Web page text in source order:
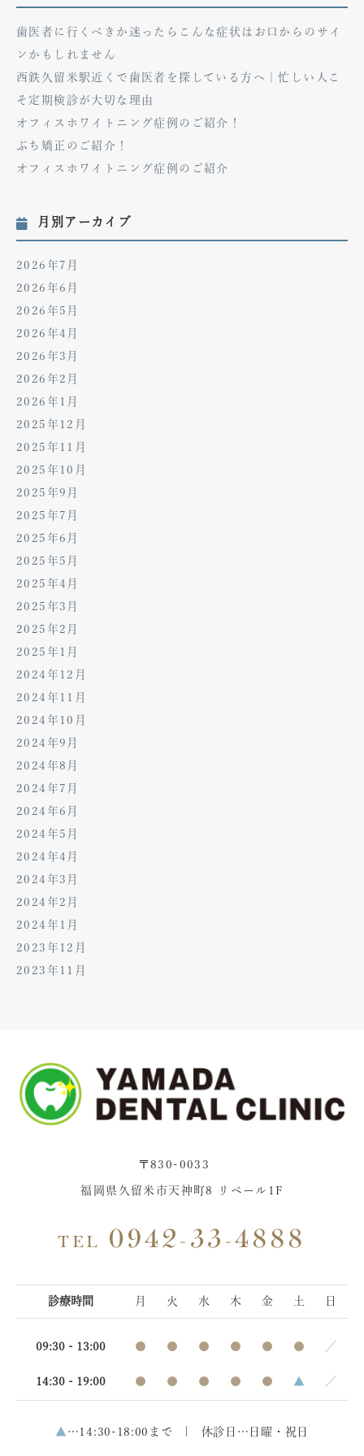
歯医者に行くべきか迷ったらこんな症状はお口からのサイ
ンかもしれません
西鉄久留米駅近くで歯医者を探している方へ｜忙しい人こ
そ定期検診が大切な理由
オフィスホワイトニング症例のご紹介！
ぷち矯正のご紹介！
オフィスホワイトニング症例のご紹介
月別アーカイブ
2026年7月
2026年6月
2026年5月
2026年4月
2026年3月
2026年2月
2026年1月
2025年12月
2025年11月
2025年10月
2025年9月
2025年7月
2025年6月
2025年5月
2025年4月
2025年3月
2025年2月
2025年1月
2024年12月
2024年11月
2024年10月
2024年9月
2024年8月
2024年7月
2024年6月
2024年5月
2024年4月
2024年3月
2024年2月
2024年1月
2023年12月
2023年11月
〒830-0033
福岡県久留米市天神町8 リベール1F
TEL 0942-33-4888
診療時間 月 火 水 木 金 土 日
09:30 - 13:00 ● ● ● ● ● ● ／
14:30 - 19:00 ● ● ● ● ● ▲ ／
▲ …14:30-18:00まで | 休診日…日曜・祝日